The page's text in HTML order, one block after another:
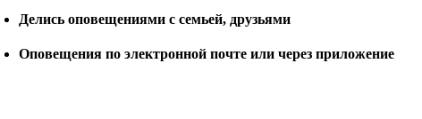
Делись оповещениями с семьей, друзьями
Оповещения по электронной почте или через приложение